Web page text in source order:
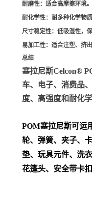
耐磨性：适合高摩擦环境。
耐化学性：耐多种化学物质
尺寸稳定性：低吸湿性，
易加工性：适合注塑、挤
总结
塞拉尼斯Celcon®
车、电子、消费品
度、高强度和耐化
POM塞拉尼斯可运
轮、弹簧、夹子、卡
垫、玩具元件、洗
花篷头、安全带卡